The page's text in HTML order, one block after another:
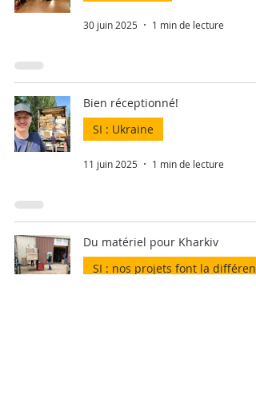
30 juin 2025 1 min de lecture
Bien réceptionné!
SI : Ukraine
11 juin 2025 1 min de lecture
Du matériel pour Kharkiv
SI : nos projets font la